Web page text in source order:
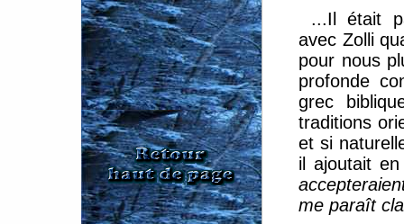
...Il était
avec Zolli
pour nous
profonde
grec
traditions
et si
il ajoutait
me paraît